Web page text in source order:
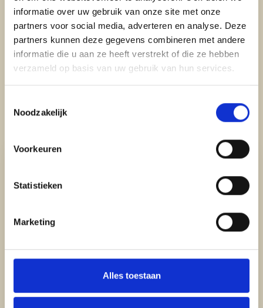
informatie over uw gebruik van onze site met onze
partners voor social media, adverteren en analyse. Deze
partners kunnen deze gegevens combineren met andere
informatie die u aan ze heeft verstrekt of die ze hebben
verzameld op basis van uw gebruik van hun services.
Noodzakelijk
Voorkeuren
Statistieken
Marketing
Alles toestaan
Ons menu
Bestsellers van ons
menu